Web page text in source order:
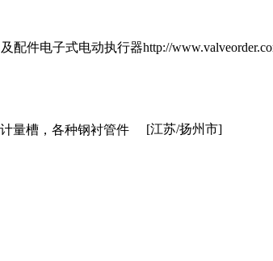
件电子式电动执行器http://
量槽，各种钢衬管件
[江苏/扬州市]